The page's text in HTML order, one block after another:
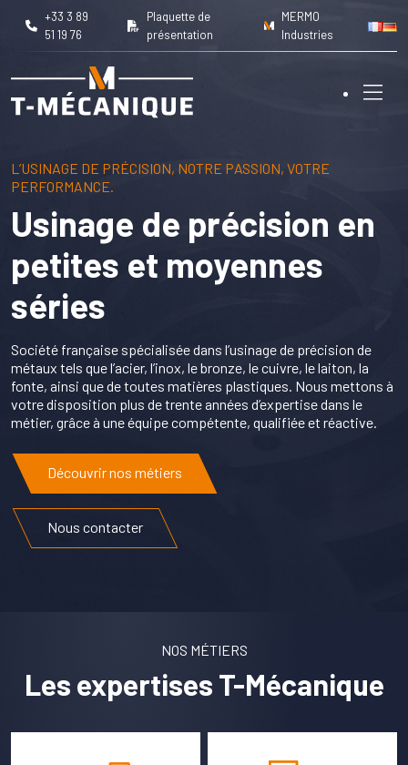
+33 3 89
51 19 76
Plaquette de
présentation
MERMO
Industries
Nos métiers
Capacités machines
Domaines d’intervention
Réalisations
Qualité & engagements
Devis et contact
L’USINAGE DE PRÉCISION, NOTRE PASSION, VOTRE
PERFORMANCE.
Usinage de précision en
petites et moyennes
séries
Société française spécialisée dans l’usinage de précision de
métaux tels que l’acier, l’inox, le bronze, le cuivre, le laiton, la
fonte, ainsi que de toutes matières plastiques. Nous mettons à
votre disposition plus de trente années d’expertise dans le
métier, grâce à une équipe compétente, qualifiée et réactive.
Découvrir nos métiers
Nous contacter
NOS MÉTIERS
Les expertises T-Mécanique